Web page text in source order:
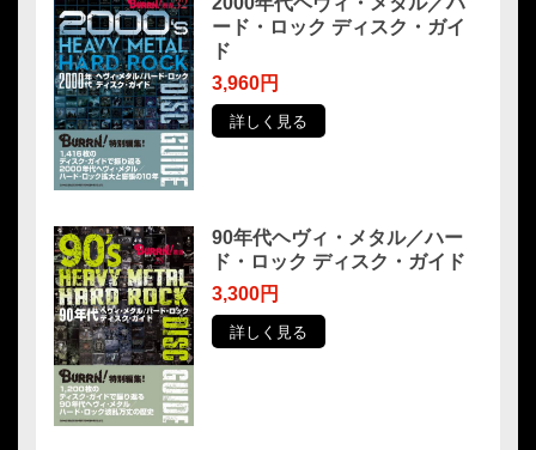
ード・ロック ディスク・ガイ
ド
3,960円
詳しく見る
90年代ヘヴィ・メタル／ハー
ド・ロック ディスク・ガイド
3,300円
詳しく見る